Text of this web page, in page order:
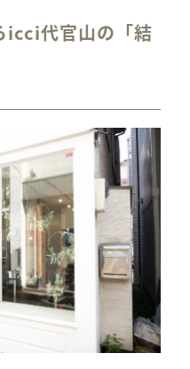
icci代官山の「結